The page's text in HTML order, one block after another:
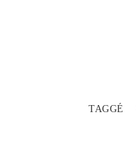
TAGGÉ